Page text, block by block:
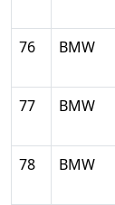
76 BMW
77 BMW
78 BMW